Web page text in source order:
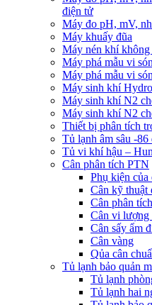
điện tử
Máy đo pH, mV,
Máy khuấy đũa
Máy nén khí không
Máy phá mẫu vi
Máy phá mẫu vi
Máy sinh khí
Máy sinh khí N2
Máy sinh khí N2
Thiết bị phân tích
Tủ lạnh âm sâu -86
Tủ vi khí hậu –
Cân phân tích PTN
Phụ kiện của
Cân kỹ thuật
Cân phân
Cân vi lượng
Cân sấy ẩm
Cân vàng
Qủa cân
Tủ lạnh bảo quản
Tủ lạnh
Tủ lạnh hai